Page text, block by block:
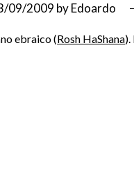
09/2009 byEdoardo
ebraico (Rosh HaShana